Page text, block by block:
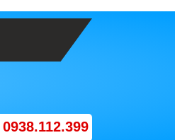
0938.112.399